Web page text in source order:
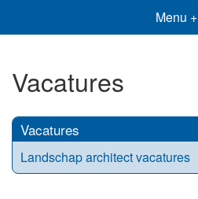
Menu +
Vacatures
Vacatures
Landschap architect vacatures